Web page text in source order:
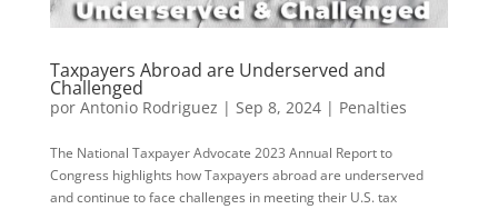
Taxpayers Abroad are Underserved and
Challenged
por Antonio Rodriguez | Sep 8, 2024| Penalties
The National Taxpayer Advocate 2023 Annual Report to
Congress highlights how Taxpayers abroad are underserved
and continue to face challenges in meeting their U.S. tax